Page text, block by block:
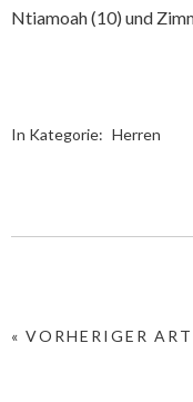
Ntiamoah (10) und
In Kategorie: Herren
« VORHERIGER